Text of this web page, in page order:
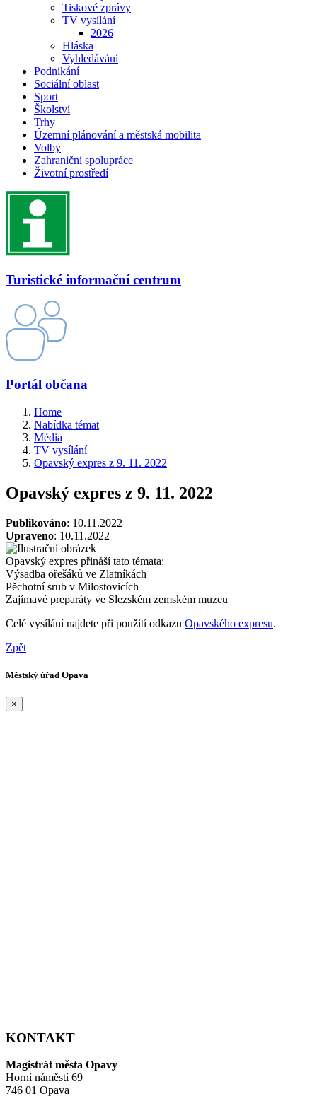
Tiskové zprávy
TV vysílání
2026
Hláska
Vyhledávání
Podnikání
Sociální oblast
Sport
Školství
Trhy
Územní plánování a městská mobilita
Volby
Zahraniční spolupráce
Životní prostředí
Turistické informační centrum
Portál občana
Home
Nabídka témat
Média
TV vysílání
Opavský expres z 9. 11. 2022
Opavský expres z 9. 11. 2022
Publikováno: 10.11.2022
Upraveno: 10.11.2022
Opavský expres přináší tato témata:
Výsadba ořešáků ve Zlatníkách
Pěchotní srub v Milostovicích
Zajímavé preparáty ve Slezském zemském muzeu
Celé vysílání najdete při použití odkazu Opavského expresu.
Zpět
Městský úřad Opava
×
KONTAKT
Magistrát města Opavy
Horní náměstí 69
746 01 Opava